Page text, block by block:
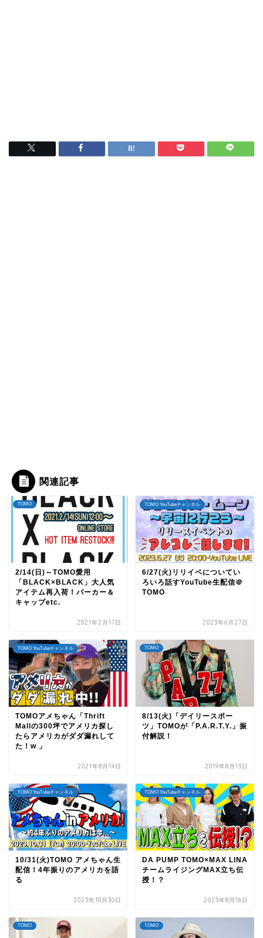
関連記事
TOMO
2/14(日)～TOMO愛用
「BLACK×BLACK」大人気
アイテム再入荷！パーカー＆
キャップetc.
2021年2月17日
TOMO YouTubeチャンネル
6/27(火)リリイベについてい
ろいろ話すYouTube生配信＠
TOMO
2023年6月27日
TOMO YouTubeチャンネル
TOMOアメちゃん「Thrift
Mallの300坪でアメリカ探し
たらアメリカがダダ漏れして
た！w 」
2021年8月14日
TOMO
8/13(火)「デイリースポー
ツ」TOMOが「P.A.R.T.Y.」振
付解説！
2019年8月13日
TOMO YouTubeチャンネル
10/31(火)TOMO アメちゃん生
配信！4年振りのアメリカを語
る
2023年10月30日
TOMO YouTubeチャンネル
DA PUMP TOMO×MAX LINA
チームライジングMAX立ち伝
授！？
2023年8月16日
TOMO TOMO